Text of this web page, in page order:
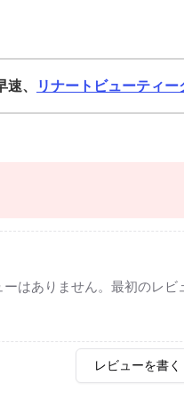
、 リナートビューティー
ーはありません。最初のレビ
レビューを書く